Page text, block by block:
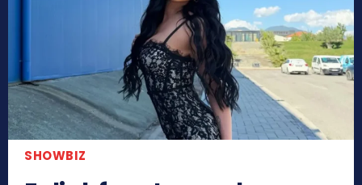
SHOWBIZ